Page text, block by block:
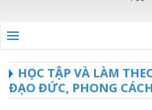
HỌC TẬP VÀ LÀM
ĐẠO ĐỨC, PHONG